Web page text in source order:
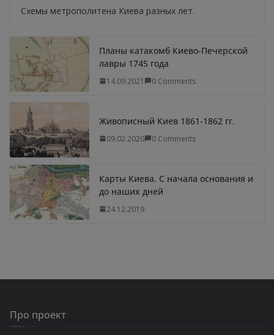
Схемы метрополитена Киева разных лет.
Планы катакомб Киево-Печерской
лавры 1745 года
14.09.2021 0 Comments
Живописный Киев 1861-1862 гг.
09.02.2020 0 Comments
Карты Киева. С начала основания и
до наших дней
24.12.2019
Про проект